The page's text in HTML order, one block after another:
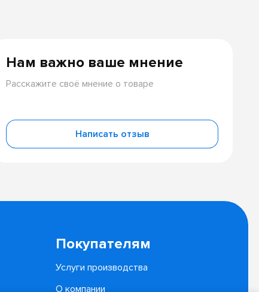
Нам важно ваше мнение
Расскажите своё мнение о товаре
Написать отзыв
Покупателям
Услуги производства
О компании